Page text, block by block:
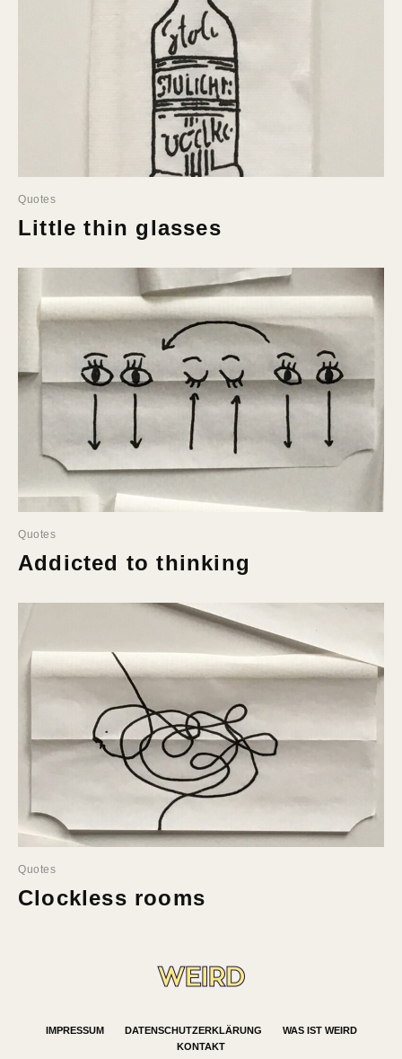
Quotes
Little thin glasses
Quotes
Addicted to thinking
Quotes
Clockless rooms
IMPRESSUM DATENSCHUTZERKLÄRUNG
WAS IST WEIRD
KONTAKT